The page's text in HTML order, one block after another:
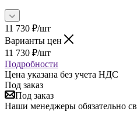
11 730 ₽/шт
Варианты цен
11 730 ₽/шт
Подробности
Цена указана без учета НДС
Под заказ
Под заказ
Наши менеджеры обязательно